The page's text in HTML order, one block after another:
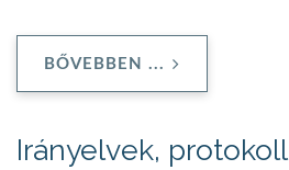
BŐVEBBEN ...
Irányelvek, protokoll